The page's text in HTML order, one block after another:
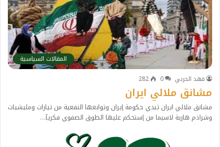
المقالات السياسية
فهد الحربي
0
282
مشانق ملالي ايران
مشانق ملالي ايران تبدي حكومة إيران وتوابعها النفعية من تيارات ومليشيات
وشراذم هاربة لاسيما من إستحكم عليها الطوق الصفوي فكريآ…